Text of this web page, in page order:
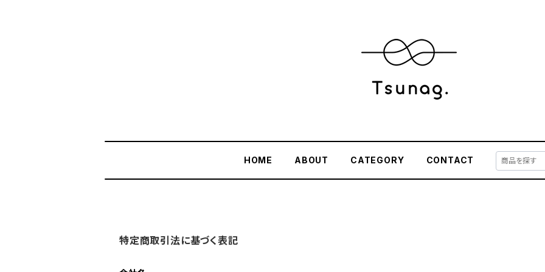
HOME ABOUT CATEGORY CONTACT
特定商取引法に基づく表記